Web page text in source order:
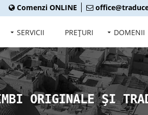
Comenzi ONLINE
SERVICII PREŢURI DOMENII
ORIGINALE ŞI